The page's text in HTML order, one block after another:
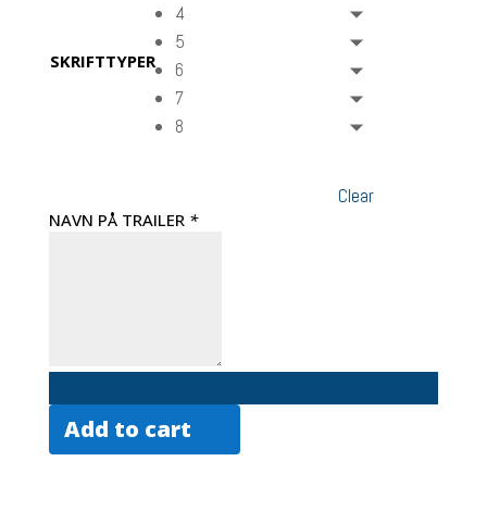
SKRIFTTYPER
4
5
6
7
8
Clear
NAVN PÅ TRAILER *
Add to cart